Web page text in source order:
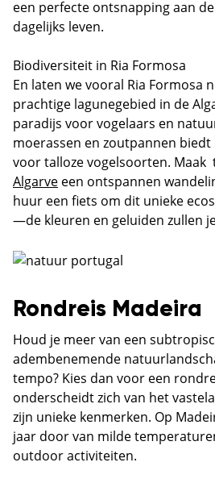
een perfecte ontsnapping aan
dagelijks leven.
Biodiversiteit in Ria Formosa
En laten we vooral Ria Formosa
prachtige lagunegebied in de
paradijs voor vogelaars en
moerassen en zoutpannen
voor talloze vogelsoorten. Maak
Algarve een ontspannen
huur een fiets om dit unieke
—de kleuren en geluiden zullen
Rondreis Madeira
Houd je meer van een
adembenemende
tempo? Kies dan voor een
onderscheidt zich van het
zijn unieke kenmerken. Op
jaar door van milde
outdoor activiteiten.